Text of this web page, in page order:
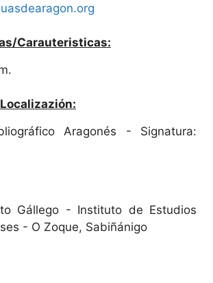
Carauteristicas:
Aragonés - Signatura:
Gállego - Instituto de Estudios
- O Zoque, Sabiñánigo